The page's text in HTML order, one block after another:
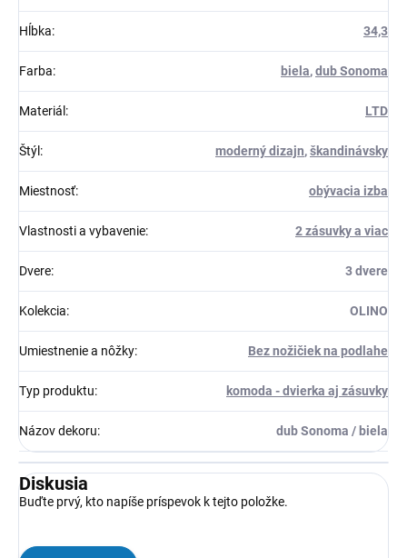
Hĺbka: 34,3
Farba: biela,dub Sonoma
Materiál : LTD
Štýl : moderný dizajn,škandinávsky
Miestnosť: obývacia izba
Vlastnosti a vybavenie: 2 zásuvky a viac
Dvere: 3 dvere
Kolekcia: OLINO
Umiestnenie a nôžky: Bez nožičiek na podlahe
Typ produktu: komoda - dvierka aj zásuvky
Názov dekoru: dub Sonoma / biela
Diskusia
Buďte prvý, kto napíše príspevok k tejto položke.